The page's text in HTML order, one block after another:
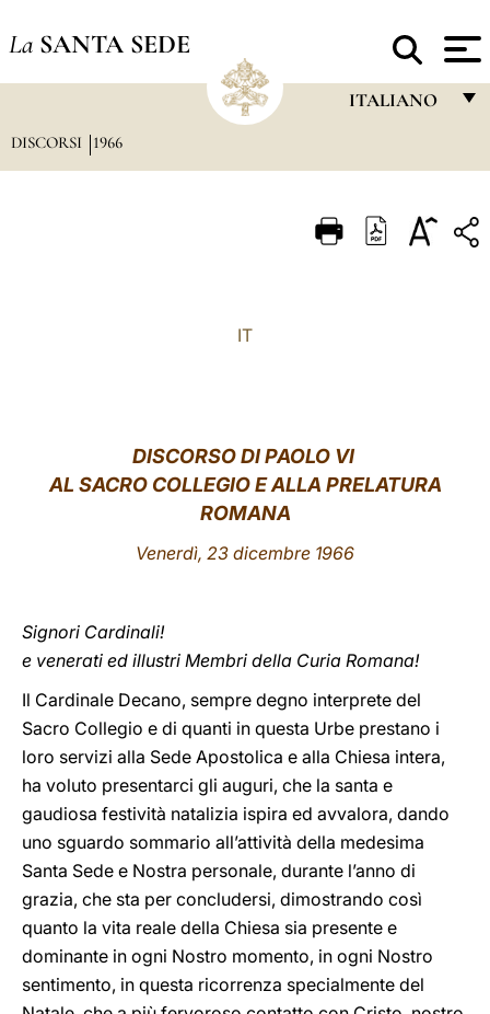
La SANTA SEDE
ITALIANO
ITALIANO
中文
DISCORSI 1966
IT
DISCORSO DI PAOLO VI
AL SACRO COLLEGIO E ALLA PRELATURA
ROMANA
Venerdì, 23 dicembre 1966
Signori Cardinali!
e venerati ed illustri Membri della Curia Romana!
Il Cardinale Decano, sempre degno interprete del
Sacro Collegio e di quanti in questa Urbe prestano i
loro servizi alla Sede Apostolica e alla Chiesa intera,
ha voluto presentarci gli auguri, che la santa e
gaudiosa festività natalizia ispira ed avvalora, dando
uno sguardo sommario all’attività della medesima
Santa Sede e Nostra personale, durante l’anno di
grazia, che sta per concludersi, dimostrando così
quanto la vita reale della Chiesa sia presente e
dominante in ogni Nostro momento, in ogni Nostro
sentimento, in questa ricorrenza specialmente del